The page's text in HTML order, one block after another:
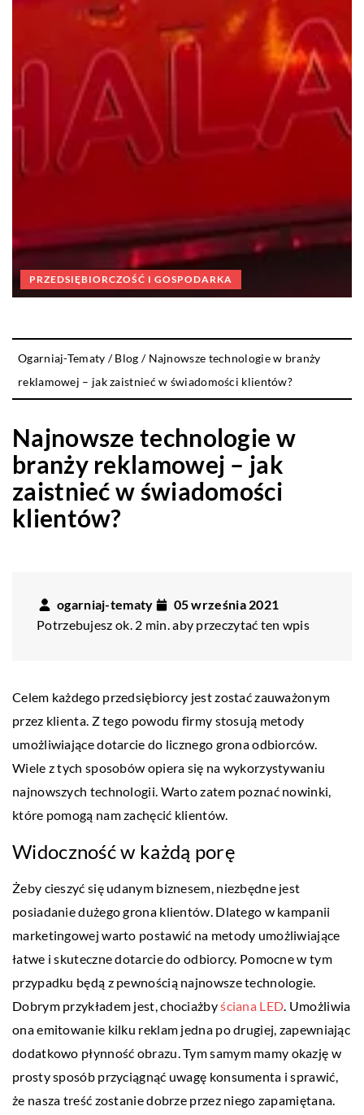
PRZEDSIĘBIORCZOŚĆ I GOSPODARKA
Ogarniaj-Tematy /Blog / Najnowsze technologie w branży
reklamowej – jak zaistnieć w świadomości klientów?
Najnowsze technologie w
branży reklamowej – jak
zaistnieć w świadomości
klientów?
ogarniaj-tematy
05 września 2021
Potrzebujesz ok. 2 min. aby przeczytać ten wpis
Celem każdego przedsiębiorcy jest zostać zauważonym
przez klienta. Z tego powodu firmy stosują metody
umożliwiające dotarcie do licznego grona odbiorców.
Wiele z tych sposobów opiera się na wykorzystywaniu
najnowszych technologii. Warto zatem poznać nowinki,
które pomogą nam zachęcić klientów.
Widoczność w każdą porę
Żeby cieszyć się udanym biznesem, niezbędne jest
posiadanie dużego grona klientów. Dlatego w kampanii
marketingowej warto postawić na metody umożliwiające
łatwe i skuteczne dotarcie do odbiorcy. Pomocne w tym
przypadku będą z pewnością najnowsze technologie.
Dobrym przykładem jest, chociażbyściana LED. Umożliwia
ona emitowanie kilku reklam jedna po drugiej, zapewniając
dodatkowo płynność obrazu. Tym samym mamy okazję w
prosty sposób przyciągnąć uwagę konsumenta i sprawić,
że nasza treść zostanie dobrze przez niego zapamiętana.